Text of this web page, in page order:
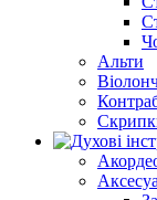
Альти